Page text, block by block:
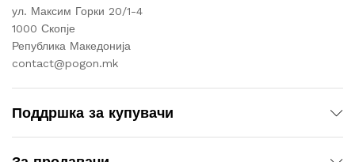
ул. Максим Горки 20/1-4
1000 Скопје
Република Македонија
contact@pogon.mk
Поддршка за купувачи